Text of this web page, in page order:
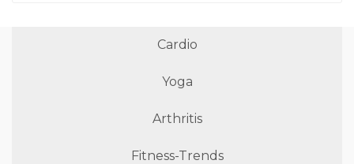
Cardio
Yoga
Arthritis
Fitness-Trends